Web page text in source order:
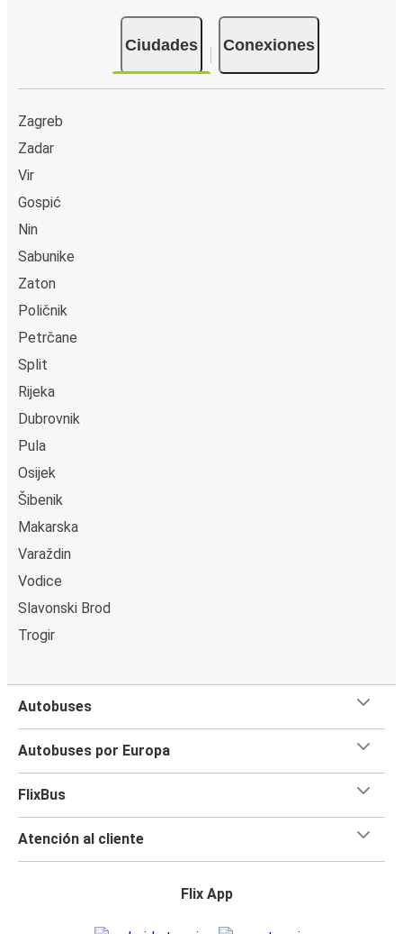
Ciudades Conexiones
Zagreb
Zadar
Vir
Gospić
Nin
Sabunike
Zaton
Poličnik
Petrčane
Split
Rijeka
Dubrovnik
Pula
Osijek
Šibenik
Makarska
Varaždin
Vodice
Slavonski Brod
Trogir
Autobuses
Autobuses por Europa
FlixBus
Atención al cliente
Flix App